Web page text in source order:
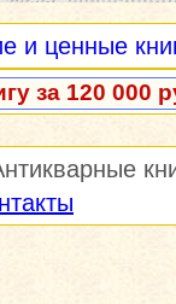
и ценные
за 120 000